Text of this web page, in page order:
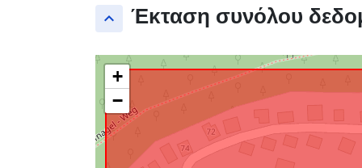
keyboard_arrow_up Έκταση συνόλου
+
−